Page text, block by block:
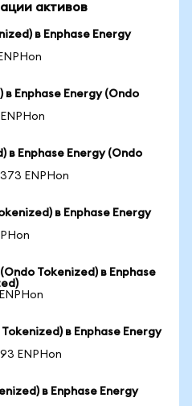
активов
в Enphase Energy
в Enphase Energy (Ondo
в Enphase Energy (Ondo
ENPHon
в Enphase Energy
Tokenized) в Enphase
в Enphase Energy
ENPHon
в Enphase Energy